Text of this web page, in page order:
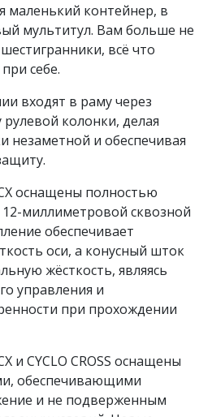
маленький контейнер, в
мультитул. Вам больше не
всё что
себе.
входят в раму через
колонки, делая
незаметной и обеспечивая
оснащены полностью
миллиметровой сквозной
обеспечивает
оси, а конусный шток
жёсткость, являясь
управления и
при прохождении
и CYCLO CROSS оснащены
обеспечивающими
и не подверженным